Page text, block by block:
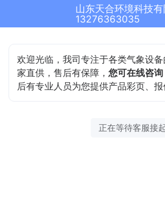
13276363035
欢迎光临，我司专注于各类气象设
家直供，售后有保障，您可在线咨
后有专业人员为您提供产品彩页、报
正在等待客服接